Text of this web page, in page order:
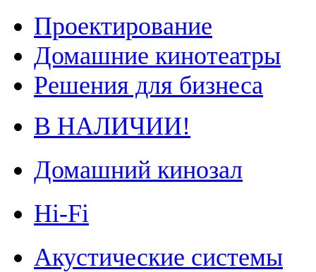
Проектирование
Домашние кинотеатры
Решения для бизнеса
В НАЛИЧИИ!
Домашний кинозал
Hi-Fi
Акустические системы